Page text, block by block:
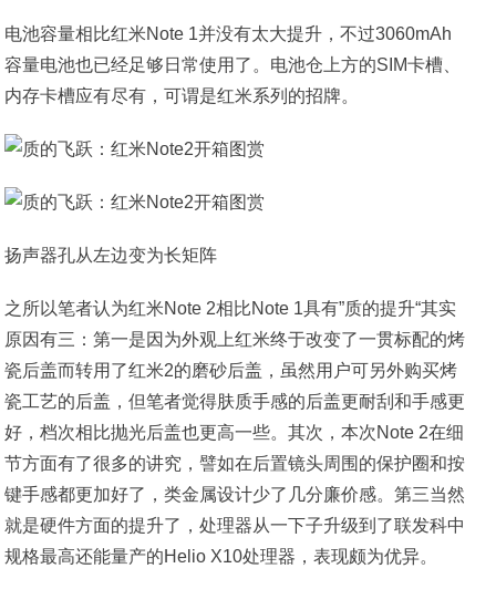
电池容量相比红米Note 1并没有太大提升，不过3060mAh
容量电池也已经足够日常使用了。电池仓上方的SIM卡槽、
内存卡槽应有尽有，可谓是红米系列的招牌。
扬声器孔从左边变为长矩阵
之所以笔者认为红米Note 2相比Note 1具有”质的提升“其实
原因有三：第一是因为外观上红米终于改变了一贯标配的烤
瓷后盖而转用了红米2的磨砂后盖，虽然用户可另外购买烤
瓷工艺的后盖，但笔者觉得肤质手感的后盖更耐刮和手感更
好，档次相比抛光后盖也更高一些。其次，本次Note 2在细
节方面有了很多的讲究，譬如在后置镜头周围的保护圈和按
键手感都更加好了，类金属设计少了几分廉价感。第三当然
就是硬件方面的提升了，处理器从一下子升级到了联发科中
规格最高还能量产的Helio X10处理器，表现颇为优异。